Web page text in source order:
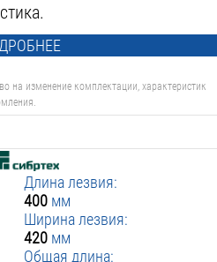
на изменение комплектации, характеристик
Длина лезвия:
400 мм
Ширина лезвия:
420 мм
Общая длина: